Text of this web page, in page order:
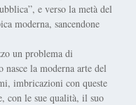
e verso la metà del
moderna, sancendone
un problema di
la moderna arte del
imbricazioni con queste
con le sue qualità, il suo